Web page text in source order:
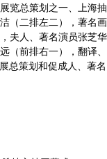
览总策划之一、上海抽
（二排左二），著名画
夫人、著名演员张芝华
（前排右一），翻译、
总策划和促成人、著名